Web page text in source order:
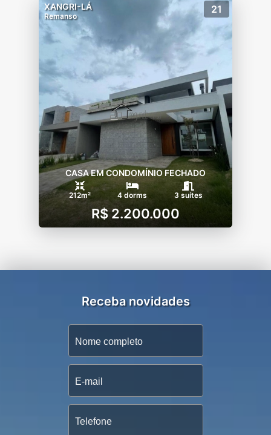
XANGRI-LÁ
Remanso
21
CASA EM CONDOMÍNIO FECHADO
212m² 4 dorms 3 suítes
R$ 2.200.000
Receba novidades